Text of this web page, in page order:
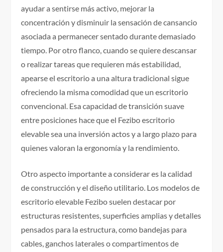
ayudar a sentirse más activo, mejorar la
concentración y disminuir la sensación de cansancio
asociada a permanecer sentado durante demasiado
tiempo. Por otro flanco, cuando se quiere descansar
o realizar tareas que requieren más estabilidad,
apearse el escritorio a una altura tradicional sigue
ofreciendo la misma comodidad que un escritorio
convencional. Esa capacidad de transición suave
entre posiciones hace que el Fezibo escritorio
elevable sea una inversión actos y a largo plazo para
quienes valoran la ergonomía y la rendimiento.
Otro aspecto importante a considerar es la calidad
de construcción y el diseño utilitario. Los modelos de
escritorio elevable Fezibo suelen destacar por
estructuras resistentes, superficies amplias y detalles
pensados para la estructura, como bandejas para
cables, ganchos laterales o compartimentos de